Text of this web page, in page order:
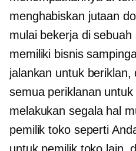
menghabiskan jutaan
mulai bekerja di
memiliki bisnis
jalankan untuk beriklan,
semua periklanan
melakukan segala hal
pemilik toko seperti